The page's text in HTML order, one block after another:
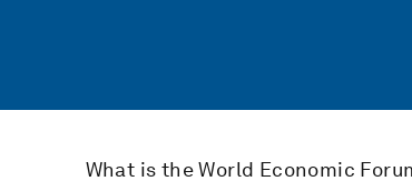
What is the World Economic